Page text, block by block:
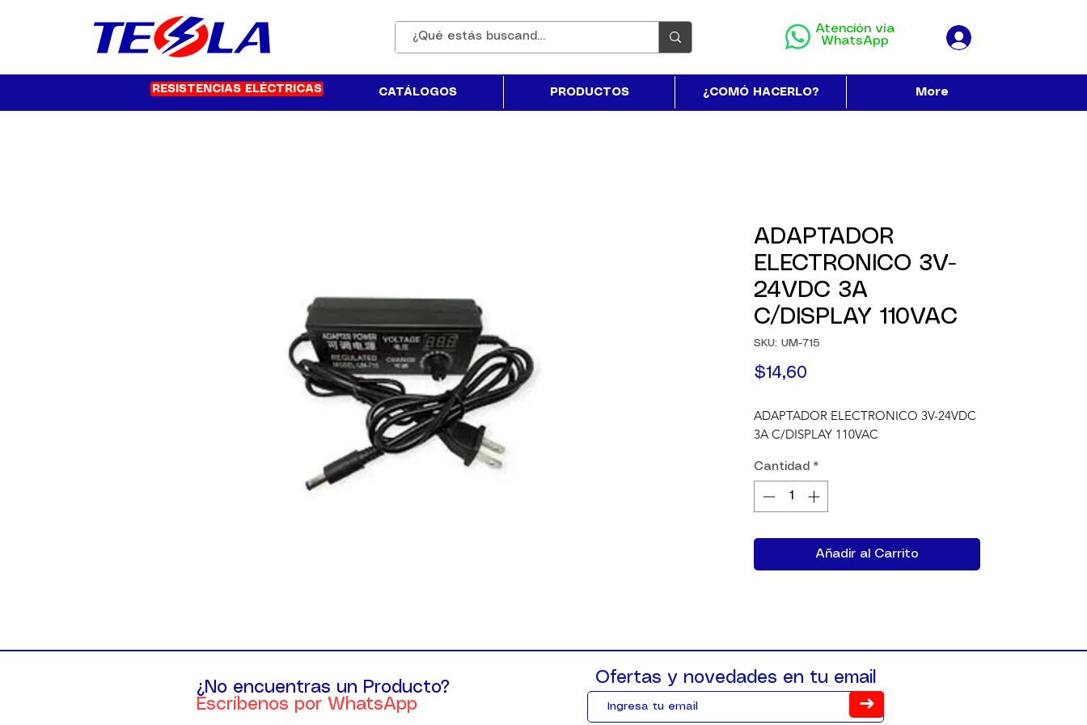
Atención vía
WhatsApp
RESISTENCIAS ELÉCTRICAS CATÁLOGOS PRODUCTOS ¿COMÓ HACERLO? More
ADAPTADOR
ELECTRONICO 3V-
24VDC 3A
C/DISPLAY 110VAC
SKU: UM-715
$14,60
ADAPTADOR ELECTRONICO 3V-24VDC
3A C/DISPLAY 110VAC
Cantidad *
Añadir al Carrito
¿No encuentras un Producto?
Escríbenos por WhatsApp
Ofertas y novedades en tu email
➜